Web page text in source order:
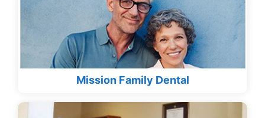
Mission Family Dental